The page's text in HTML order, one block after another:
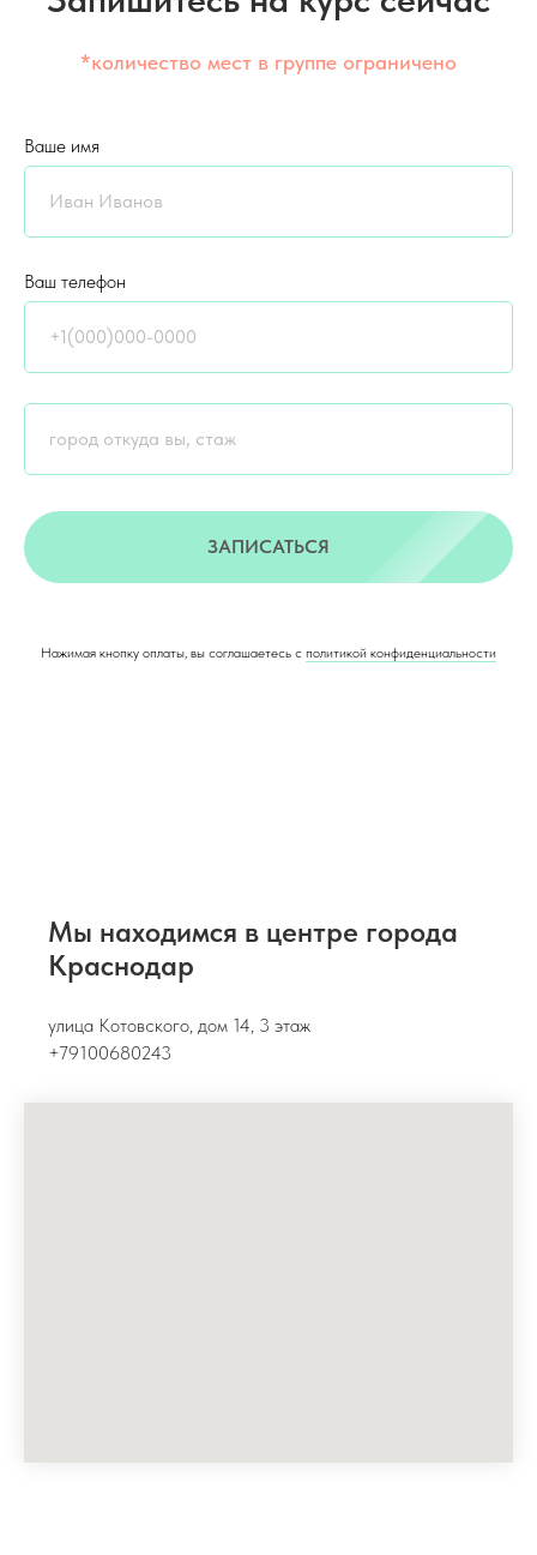
*количество мест в группе ограничено
Ваше имя
Ваш телефон
ЗАПИСАТЬСЯ
Нажимая кнопку оплаты, вы соглашаетесь с политикой конфиденциальности
Мы находимся в центре города
Краснодар
улица Котовского, дом 14, 3 этаж
+79100680243